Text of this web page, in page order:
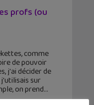
profs (ou
comme
de pouvoir
j'ai décider de
sur
on prend